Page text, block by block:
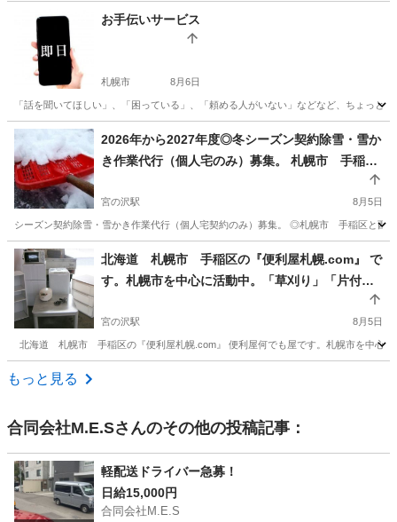
お手伝いサービス
札幌市 8月6日
「話を聞いてほしい」、「困っている」、「頼める人がいない」などなど、ちょっ
北海道 札幌市 便利屋 御用聞き
2026年から2027年度◎冬シーズン契約除雪・雪か
き作業代行（個人宅のみ）募集。 札幌市 手稲
区・西区のみ（一部エリアのみ） 限定。1か月分
基本料金６００００円から～
宮の沢駅 8月5日
シーズン契約除雪・雪かき作業代行（個人宅契約のみ）募集。 ◎札幌市 手稲区と
北海道 宮の沢駅 便利屋 除雪作業
北海道 札幌市 手稲区の『便利屋札幌.com』 で
す。札幌市を中心に活動中。「草刈り」「片付
宮の沢駅 8月5日
北海道 札幌市 手稲区の『便利屋札幌.com』 便利屋何でも屋です。札幌市を中心に
北海道 札幌市
もっと見る
合同会社M.E.Sさんのその他の投稿記事：
軽配送ドライバー急募！
日給15,000円
合同会社M.E.S